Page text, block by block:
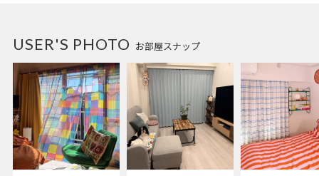
お部屋スナップ
USER'S PHOTO